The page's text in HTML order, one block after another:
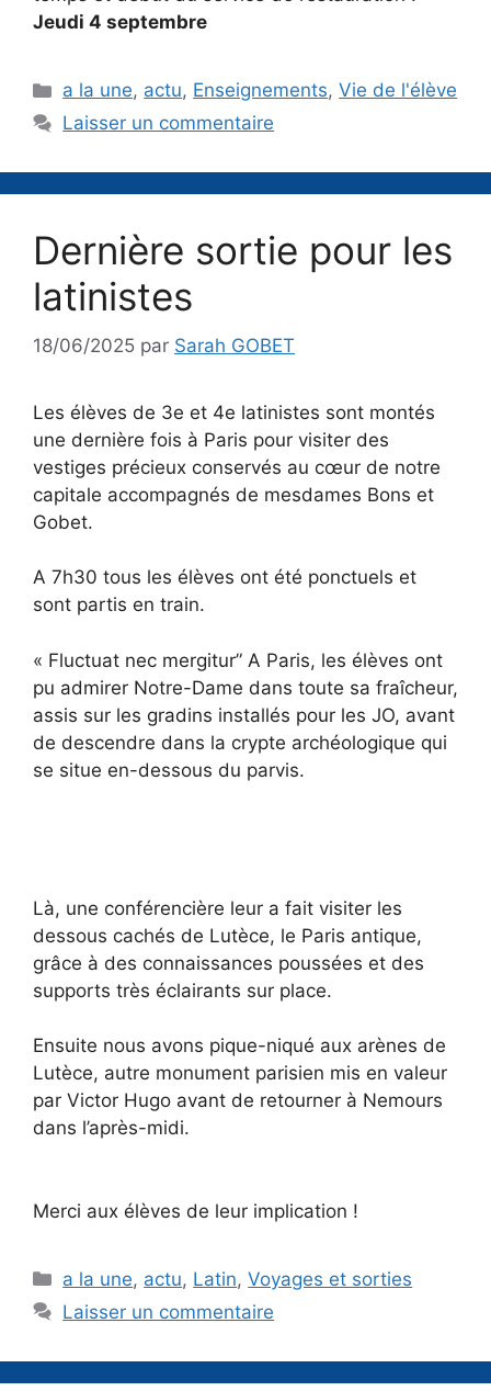
Jeudi 4 septembre
Catégories
a la une, actu, Enseignements,Vie de l'élève
Laisser un commentaire
Dernière sortie pour les
latinistes
18/06/2025 par Sarah GOBET
Les élèves de 3e et 4e latinistes sont montés
une dernière fois à Paris pour visiter des
vestiges précieux conservés au cœur de notre
capitale accompagnés de mesdames Bons et
Gobet.
A 7h30 tous les élèves ont été ponctuels et
sont partis en train.
« Fluctuat nec mergitur” A Paris, les élèves ont
pu admirer Notre-Dame dans toute sa fraîcheur,
assis sur les gradins installés pour les JO, avant
de descendre dans la crypte archéologique qui
se situe en-dessous du parvis.
Là, une conférencière leur a fait visiter les
dessous cachés de Lutèce, le Paris antique,
grâce à des connaissances poussées et des
supports très éclairants sur place.
Ensuite nous avons pique-niqué aux arènes de
Lutèce, autre monument parisien mis en valeur
par Victor Hugo avant de retourner à Nemours
dans l’après-midi.
Merci aux élèves de leur implication !
Catégories
a la une, actu, Latin,Voyages et sorties
Laisser un commentaire